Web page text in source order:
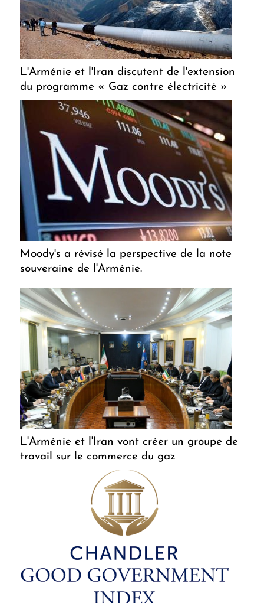
L'Arménie et l'Iran discutent de l'extension
du programme « Gaz contre électricité »
Moody's a révisé la perspective de la note
souveraine de l'Arménie.
L'Arménie et l'Iran vont créer un groupe de
travail sur le commerce du gaz